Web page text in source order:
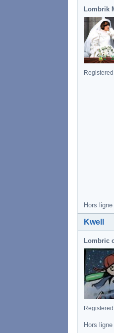
Lombrik
Hors ligne
Kwell
Lombric
Hors ligne